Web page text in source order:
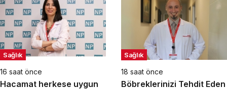
Sağlık
16 saat önce
Hacamat herkese uygun
Sağlık
18 saat önce
Böbreklerinizi Tehdit Eden